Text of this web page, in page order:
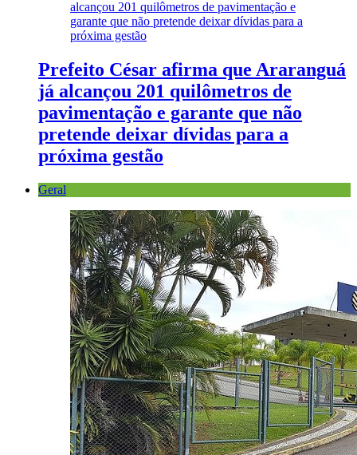
Prefeito César afirma que Araranguá
já alcançou 201 quilômetros de
pavimentação e garante que não
pretende deixar dívidas para a
próxima gestão
Geral